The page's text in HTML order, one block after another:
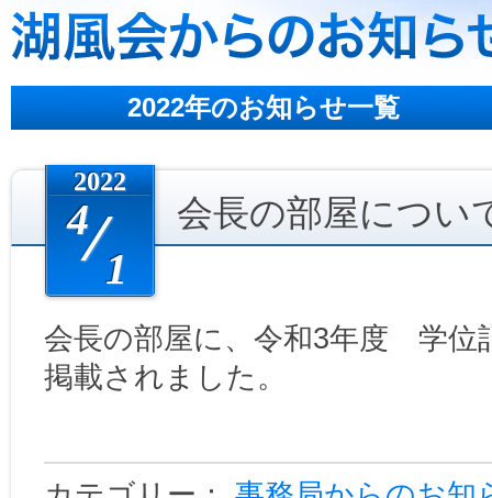
2022年のお知らせ一覧
2022
4
1
会長の部屋につい
会長の部屋に、令和3年度 学位
掲載されました。